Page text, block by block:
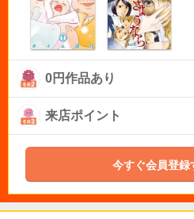
0円作品あり
来店ポイント
今すぐ会員登録